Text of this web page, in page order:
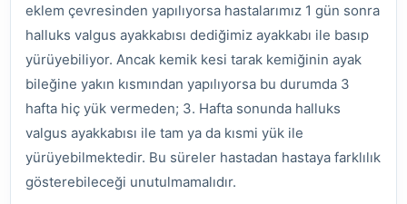
eklem çevresinden yapılıyorsa hastalarımız 1 gün sonra
halluks valgus ayakkabısı dediğimiz ayakkabı ile basıp
yürüyebiliyor. Ancak kemik kesi tarak kemiğinin ayak
bileğine yakın kısmından yapılıyorsa bu durumda 3
hafta hiç yük vermeden; 3. Hafta sonunda halluks
valgus ayakkabısı ile tam ya da kısmi yük ile
yürüyebilmektedir. Bu süreler hastadan hastaya farklılık
gösterebileceği unutulmamalıdır.